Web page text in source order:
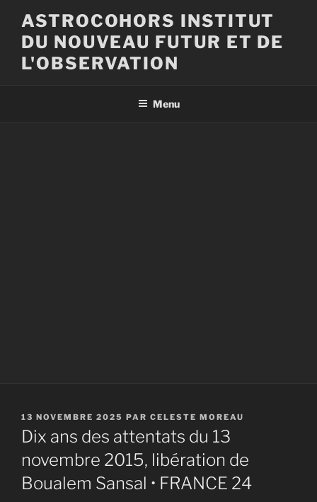
contenu
principal
ASTROCOHORS INSTITUT
DU NOUVEAU FUTUR ET DE
L'OBSERVATION
Menu
PUBLIÉ
LE
13 NOVEMBRE 2025 PAR CELESTE MOREAU
Dix ans des attentats du 13
novembre 2015, libération de
Boualem Sansal • FRANCE 24